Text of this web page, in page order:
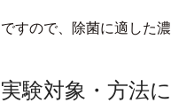
ですので、除菌に適した
実験対象・方法